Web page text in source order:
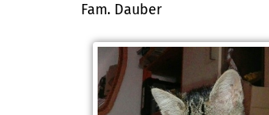
Fam. Dauber